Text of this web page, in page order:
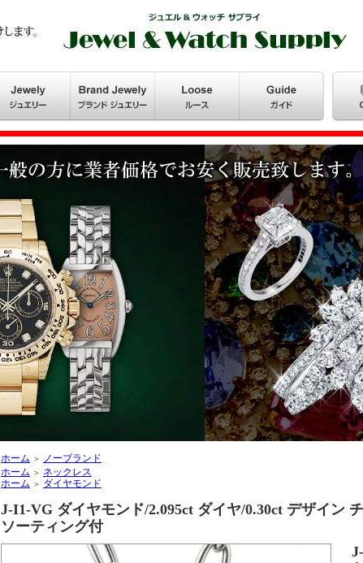
ホーム ＞
ノーブランド
ホーム ＞ ネックレス
ホーム ＞ ダイヤモンド
J-I1-VG ダイヤモンド/2.095ct ダイヤ/0.30ct デザイン
ソーティング付